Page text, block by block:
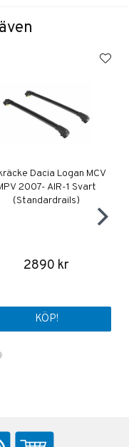
Dacia Logan MCV
2007- AIR-1 Svart
(Standardrails)
2890 kr
KÖP!